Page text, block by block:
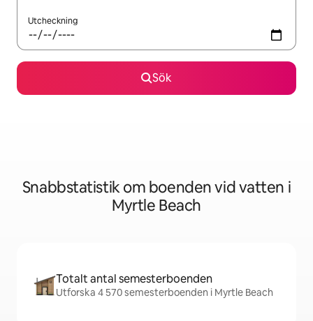
Utcheckning
Sök
Snabbstatistik om boenden vid vatten i
Myrtle Beach
Totalt antal semesterboenden
Utforska 4 570 semesterboenden i Myrtle Beach